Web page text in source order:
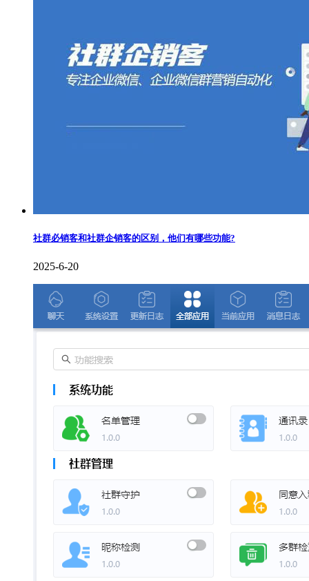
社群必销客和社群企销客的区别，他们有哪些功能?
2025-6-20